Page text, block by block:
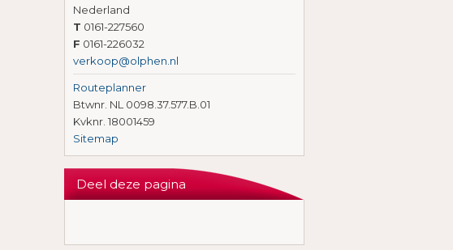
Nederland
T 0161-227560
F 0161-226032
verkoop@olphen.nl
Routeplanner
Btwnr. NL 0098.37.577.B.01
Kvknr. 18001459
Sitemap
Deel deze pagina